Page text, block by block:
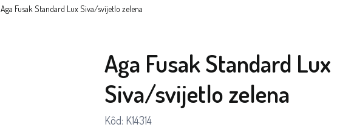
Aga Fusak Standard Lux Siva/svijetlo zelena
Aga Fusak Standard Lux
Siva/svijetlo zelena
Kôd: K14314